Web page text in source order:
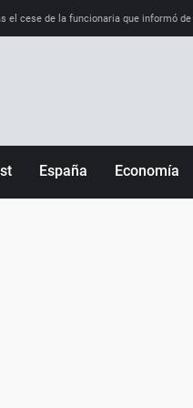
el cese de la funcionaria que informó
España Economía